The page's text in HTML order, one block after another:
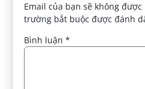
Email của bạn sẽ không
trường bắt buộc được đánh
Bình luận*